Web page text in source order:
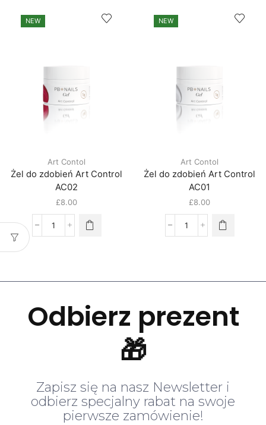
NEW
Art Contol
Żel do zdobień Art Control
AC02
£8.00
NEW
Art Contol
Żel do zdobień Art Control
AC01
£8.00
Odbierz prezent
🎁
Zapisz się na nasz Newsletter i
odbierz specjalny rabat na swoje
pierwsze zamówienie!